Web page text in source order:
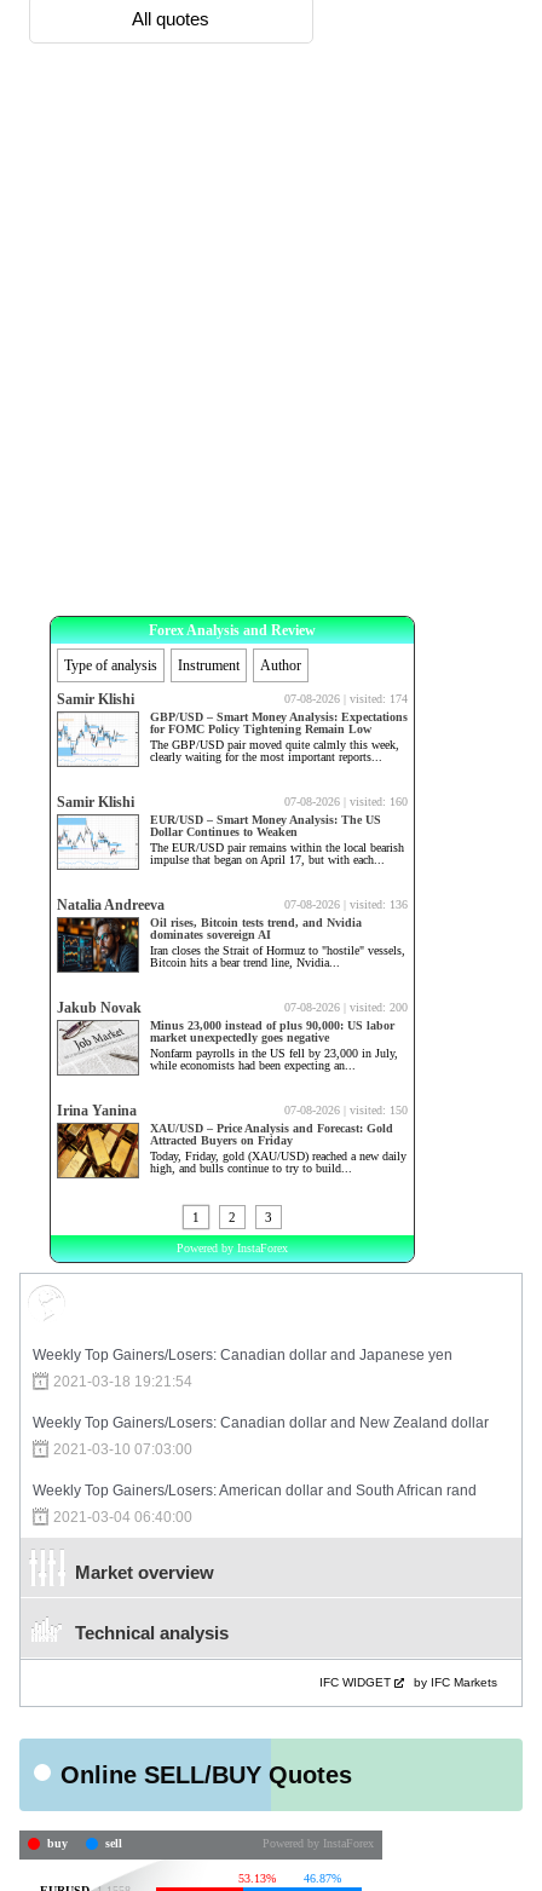
Weekly Top Gainers/Losers: Canadian dollar and Japanese yen
2021-03-18 19:21:54
Weekly Top Gainers/Losers: Canadian dollar and New Zealand dollar
2021-03-10 07:03:00
Weekly Top Gainers/Losers: American dollar and South African rand
2021-03-04 06:40:00
Market overview
Technical analysis
IFC WIDGET by IFC Markets
Online SELL/BUY Quotes